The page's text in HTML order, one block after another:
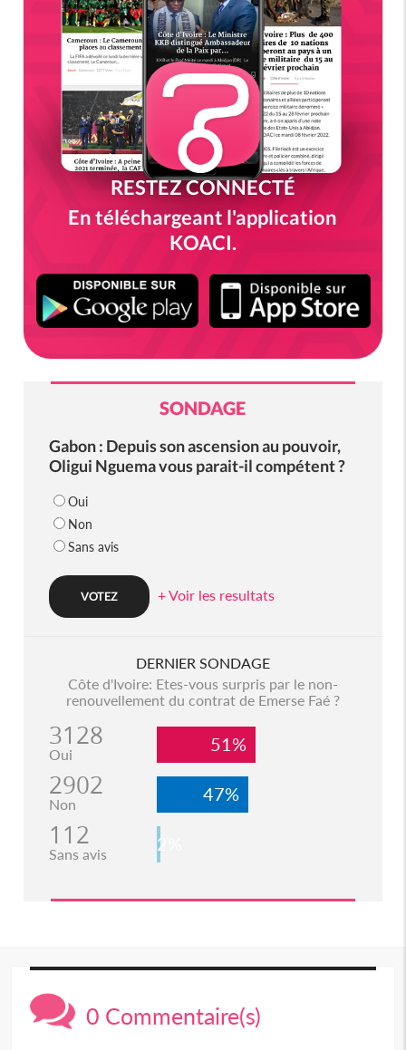
RESTEZ CONNECTÉ
En téléchargeant l'application
KOACI.
SONDAGE
Gabon : Depuis son ascension au pouvoir,
Oligui Nguema vous parait-il compétent ?
Oui
Non
Sans avis
+ Voir les resultats
DERNIER SONDAGE
Côte d'Ivoire: Etes-vous surpris par le non-
renouvellement du contrat de Emerse Faé ?
3128
Oui 51%
2902
Non 47%
112
Sans avis 2%
0 Commentaire(s)